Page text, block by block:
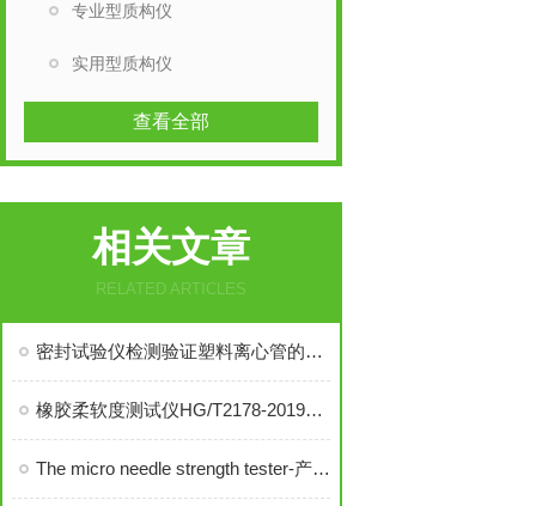
专业型质构仪
实用型质构仪
查看全部
相关文章
RELATED ARTICLES
密封试验仪检测验证塑料离心管的密封性能
橡胶柔软度测试仪HG/T2178-2019膜式燃气表用橡胶膜片和橡胶件
The micro needle strength tester-产品简介